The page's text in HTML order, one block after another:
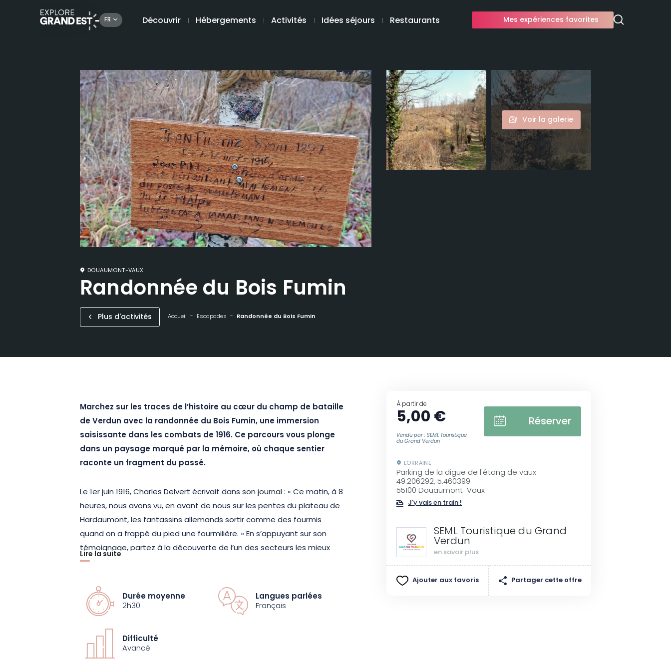
FR Découvrir Hébergements Activités Idées séjours Restaurants Mes expériences favorites
Voir la galerie
DOUAUMONT-VAUX
Randonnée du Bois Fumin
Plus d'activités Accueil Escapades Randonnée du Bois Fumin
Marchez sur les traces de l’histoire au cœur du champ de bataille
de Verdun avec la randonnée du Bois Fumin, une immersion
saisissante dans les combats de 1916. Ce parcours vous plonge
dans un paysage marqué par la mémoire, où chaque sentier
raconte un fragment du passé.
Le 1er juin 1916, Charles Delvert écrivait dans son journal : « Ce matin, à 8
heures, nous avons vu, en avant de nous sur les pentes du plateau de
Hardaumont, les fantassins allemands sortir comme des fourmis
quand on a frappé du pied une fourmilière. » En s’appuyant sur son
témoignage, partez à la découverte de l’un des secteurs les mieux
conservés du champ de bataille de Verdun. Au fil des 2 h 30 de marche,
Guerre. Guidé par le témoignage poignant de Charles Delvert, vous
progressez à travers un terrain chargé d’émotion. Le circuit révèle de
nombreux vestiges encore visibles : abris d’intervalle, retranchements,
boyaux et sépultures. Les pentes boisées du Bois Fumin offrent un
cadre authentique et intact, propice à la compréhension des
conditions de combat de l’époque.
Lire la suite
Durée moyenne
2h30
Langues parlées
Français
Difficulté
Avancé
À partir de
5,00 €
Vendu par : SEML Touristique
du Grand Verdun
Réserver
LORRAINE
Parking de la digue de l'étang de vaux
49.206292, 5.460399
55100 Douaumont-Vaux
J'y vais en train !
SEML Touristique du Grand
Verdun
en savoir plus
Ajouter aux favoris Partager cette offre